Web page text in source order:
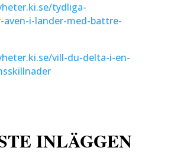
tydliga-
aven-i-lander-med-battre-
vill-du-delta-i-en-
INLÄGGEN